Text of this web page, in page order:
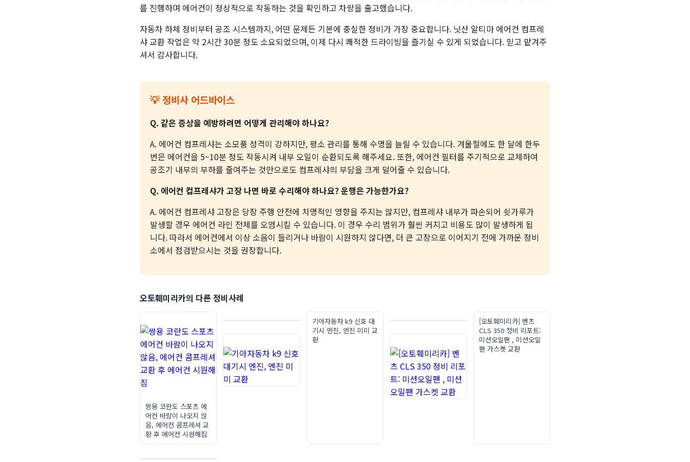
를 진행하며 에어컨이 정상적으로 작동하는 것을 확인하고 차량을 출고했습니다.
자동차 하체 정비부터 공조 시스템까지, 어떤 문제든 기본에 충실한 정비가 가장 중요합니다. 닛산 알티마 에어컨 컴프레
샤 교환 작업은 약 2시간 30분 정도 소요되었으며, 이제 다시 쾌적한 드라이빙을 즐기실 수 있게 되었습니다. 믿고 맡겨주
셔서 감사합니다.
💡 정비사 어드바이스
Q. 같은 증상을 예방하려면 어떻게 관리해야 하나요?
A. 에어컨 컴프레샤는 소모품 성격이 강하지만, 평소 관리를 통해 수명을 늘릴 수 있습니다. 겨울철에도 한 달에 한두
번은 에어컨을 5~10분 정도 작동시켜 내부 오일이 순환되도록 해주세요. 또한, 에어컨 필터를 주기적으로 교체하여
공조기 내부의 부하를 줄여주는 것만으로도 컴프레샤의 부담을 크게 덜어줄 수 있습니다.
Q. 에어컨 컴프레샤가 고장 나면 바로 수리해야 하나요? 운행은 가능한가요?
A. 에어컨 컴프레샤 고장은 당장 주행 안전에 치명적인 영향을 주지는 않지만, 컴프레샤 내부가 파손되어 쇳가루가
발생할 경우 에어컨 라인 전체를 오염시킬 수 있습니다. 이 경우 수리 범위가 훨씬 커지고 비용도 많이 발생하게 됩
니다. 따라서 에어컨에서 이상 소음이 들리거나 바람이 시원하지 않다면, 더 큰 고장으로 이어지기 전에 가까운 정비
소에서 점검받으시는 것을 권장합니다.
오토훼미리카의 다른 정비사례
쌍용 코란도 스포츠 에
어컨 바람이 나오지 않
음, 에어컨 콤프레셔 교
환 후 에어컨 시원해짐
기아자동차 k9 신호 대
기시 엔진, 엔진 미미 교
환
[오토훼미리카] 벤츠
CLS 350 정비 리포트:
미션오일팬 , 미션오일
팬 가스켓 교환